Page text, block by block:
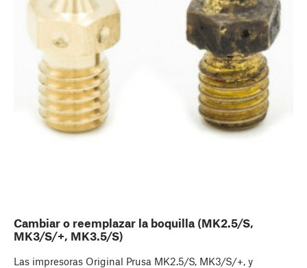
Cambiar o reemplazar la boquilla (MK2.5/S,
MK3/S/+, MK3.5/S)
Las impresoras Original Prusa MK2.5/S, MK3/S/+, y